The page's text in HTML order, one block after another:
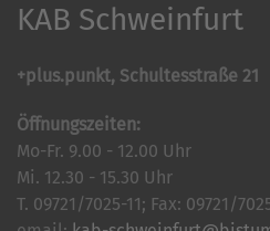
KAB Schweinfurt
+plus.punkt, Schultesstraße 21
Öffnungszeiten:
Mo-Fr. 9.00 - 12.00 Uhr
Mi. 12.30 - 15.30 Uhr
T. 09721/7025-11; Fax: 09721/